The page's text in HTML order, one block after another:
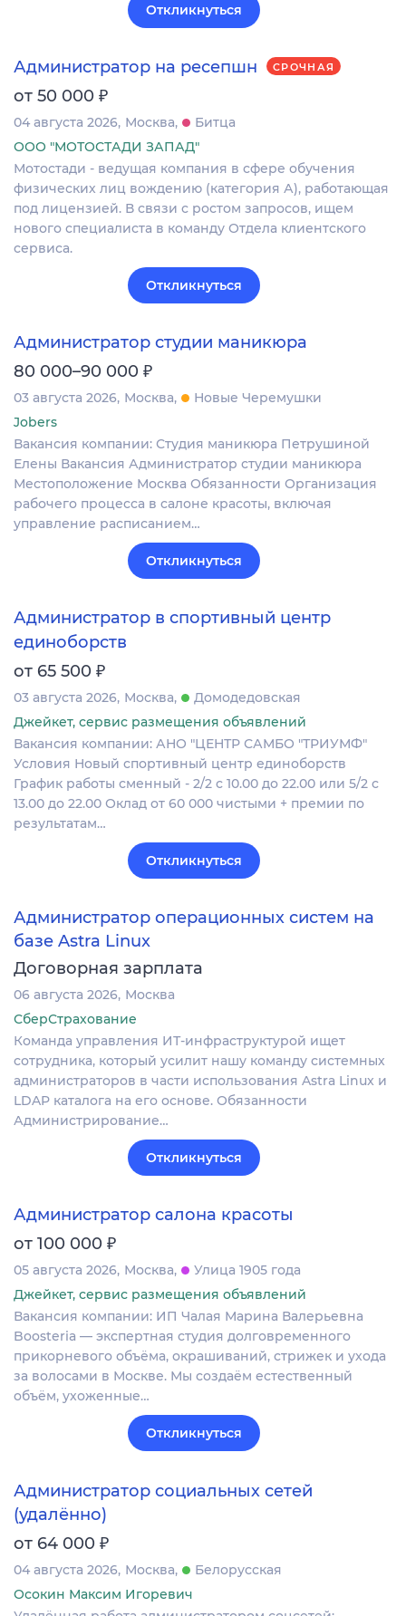
Откликнуться
Администратор на ресепшн СРОЧНАЯ
от 50 000 ₽
04 августа 2026 Москва
Битца
ООО "МОТОСТАДИ ЗАПАД"
Мотостади - ведущая компания в сфере обучения
физических лиц вождению (категория А), работающая
под лицензией. В связи с ростом запросов, ищем
нового специалиста в команду Отдела клиентского
сервиса.
Откликнуться
Администратор студии маникюра
80 000–90 000 ₽
03 августа 2026 Москва
Новые Черемушки
Jobers
Вакансия компании: Студия маникюра Петрушиной
Елены Вакансия Администратор студии маникюра
Местоположение Москва Обязанности Организация
рабочего процесса в салоне красоты, включая
управление расписанием…
Откликнуться
Администратор в спортивный центр
единоборств
от 65 500 ₽
03 августа 2026 Москва
Домодедовская
Джейкет, сервис размещения объявлений
Вакансия компании: АНО "ЦЕНТР САМБО "ТРИУМФ"
Условия Новый спортивный центр единоборств
График работы сменный - 2/2 с 10.00 до 22.00 или 5/2 с
13.00 до 22.00 Оклад от 60 000 чистыми + премии по
результатам…
Откликнуться
Администратор операционных систем на
базе Astra Linux
Договорная зарплата
06 августа 2026 Москва
СберСтрахование
Команда управления ИТ-инфраструктурой ищет
сотрудника, который усилит нашу команду системных
администраторов в части использования Astra Linux и
LDAP каталога на его основе. Обязанности
Администрирование…
Откликнуться
Администратор салона красоты
от 100 000 ₽
05 августа 2026 Москва
Улица 1905 года
Джейкет, сервис размещения объявлений
Вакансия компании: ИП Чалая Марина Валерьевна
Boosteria — экспертная студия долговременного
прикорневого объёма, окрашиваний, стрижек и ухода
за волосами в Москве. Мы создаём естественный
объём, ухоженные…
Откликнуться
Администратор социальных сетей
(удалённо)
от 64 000 ₽
04 августа 2026 Москва
Белорусская
Осокин Максим Игоревич